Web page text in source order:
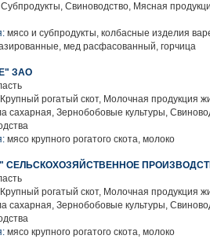
Свиноводство, Мясная
мясо и субпродукты, колбасные изделия
мед расфасованный, горчица
ЗАО
Крупный рогатый скот, Молочная продукция
сахарная, Зернобобовые культуры,
мясо крупного рогатого скота, молоко
СЕЛЬСКОХОЗЯЙСТВЕННОЕ
Крупный рогатый скот, Молочная продукция
сахарная, Зернобобовые культуры,
мясо крупного рогатого скота, молоко